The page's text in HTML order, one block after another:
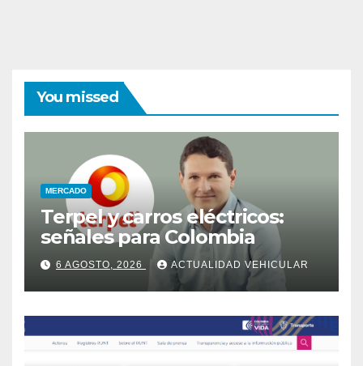
You missed
MERCADO
Terpel y carros eléctricos:
señales para Colombia
6 AGOSTO, 2026 ACTUALIDAD VEHICULAR